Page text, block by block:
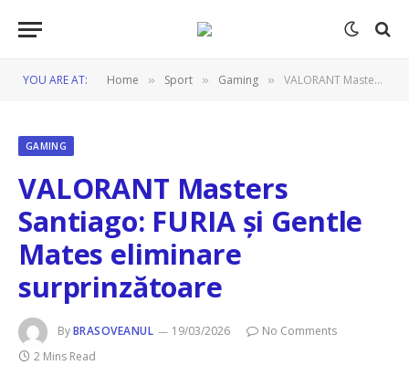
YOU ARE AT: Home » Sport » Gaming » VALORANT Masters Santiago: FURIA și Gentle Mates eliminare surprinzătoare
GAMING
VALORANT Masters
Santiago: FURIA și Gentle
Mates eliminare
surprinzătoare
ByBRASOVEANUL 19/03/2026
No Comments
2 Mins Read